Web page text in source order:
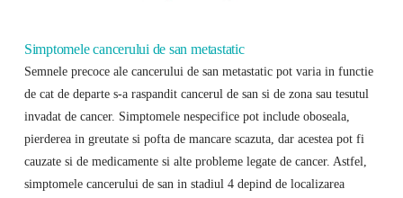
Simptomele cancerului de san metastatic
Semnele precoce ale cancerului de san metastatic pot varia in functie
de cat de departe s-a raspandit cancerul de san si de zona sau tesutul
invadat de cancer. Simptomele nespecifice pot include oboseala,
pierderea in greutate si pofta de mancare scazuta, dar acestea pot fi
cauzate si de medicamente si alte probleme legate de cancer. Astfel,
simptomele cancerului de san in stadiul 4 depind de localizarea